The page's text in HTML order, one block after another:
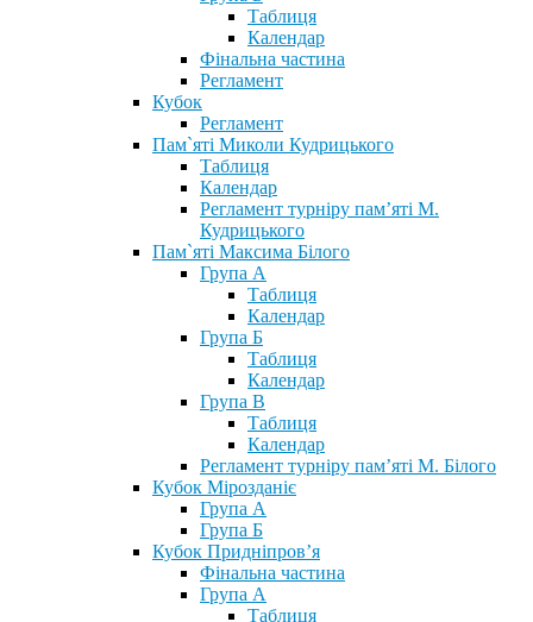
Таблиця
Календар
Фінальна частина
Регламент
Кубок
Регламент
Пам`яті Миколи Кудрицького
Таблиця
Календар
Регламент турніру пам’яті М.
Кудрицького
Пам`яті Максима Білого
Група А
Таблиця
Календар
Група Б
Таблиця
Календар
Група В
Таблиця
Календар
Регламент турніру пам’яті М. Білого
Кубок Мірозданіє
Група А
Група Б
Кубок Придніпров’я
Фінальна частина
Група А
Таблиця